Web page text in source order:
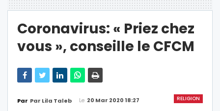
Coronavirus: « Priez chez
vous », conseille le CFCM
RELIGION
Par Par Lila Taleb Le 20 Mar 2020 18:27